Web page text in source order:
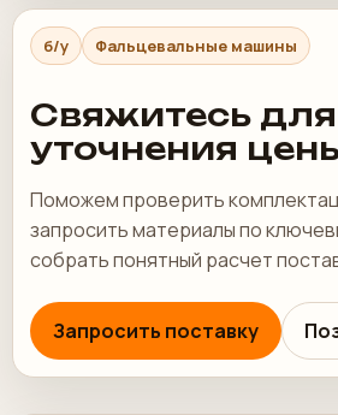
б/у Фальцевальные машины
Свяжитесь для
уточнения
Поможем проверить
запросить материалы по
собрать понятный расчет
Запросить поставку